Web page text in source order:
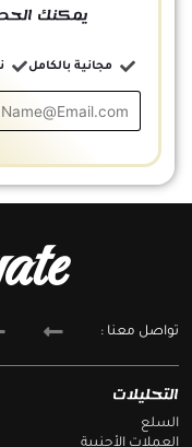
يمكنك
مجانية بالكامل
التحليلات
السلع
العملات الأجنبية
تواصل معنا :